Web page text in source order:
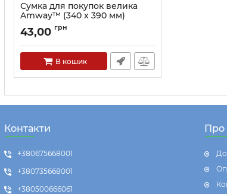
Сумка для покупок велика
Amway™ (340 х 390 мм)
Артикул: 200680
43,00 грн
В кошик
Контакти
+380675668001
+380735668001
+380500666061
Про